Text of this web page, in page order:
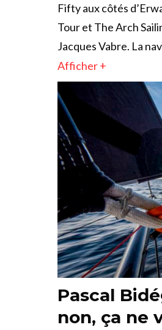
Fifty aux côtés
Tour et The Arch
Jacques Vabre. La
Afficher +
Pascal
non, ça ne